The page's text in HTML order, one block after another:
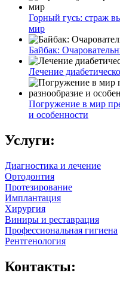
Горный гусь: страж
мир
Байбак:
Лечение
Погружение в мир
и особенности
Услуги:
Диагностика и лечение
Ортодонтия
Протезирование
Имплантация
Хирургия
Виниры и реставрация
Профессиональная гигиена
Рентгенология
Контакты: